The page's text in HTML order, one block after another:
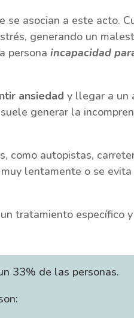
se asocian a este acto.
generando un
personaincapacidad
ansiedady llegar a un
generar la
como autopistas,
lentamente o se
tratamiento específico y
33% de las personas.